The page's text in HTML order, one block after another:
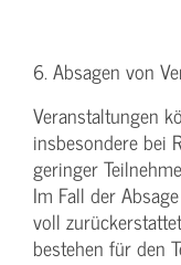
6. Absagen von
Veranstaltungen
insbesondere bei
geringer
Im Fall der
voll
bestehen für den